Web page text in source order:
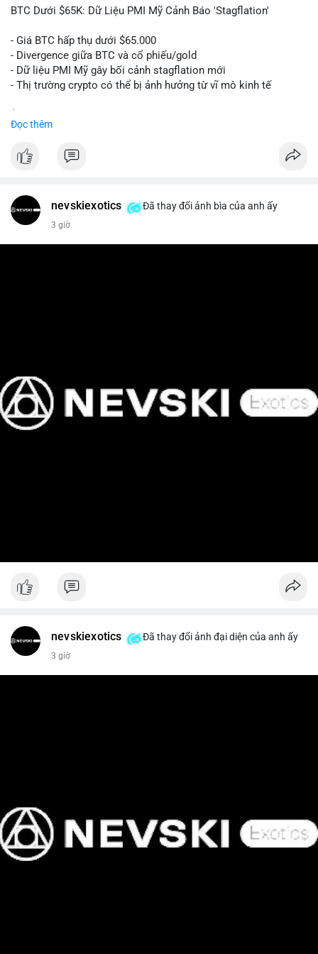
📰 Nguồn: Cointelegraph
BTC Dưới $65K: Dữ Liệu PMI Mỹ Cảnh Báo 'Stagflation'
- Giá BTC hấp thụ dưới $65.000
- Divergence giữa BTC và cổ phiếu/gold
- Dữ liệu PMI Mỹ gây bối cảnh stagflation mới
- Thị trường crypto có thể bị ảnh hưởng từ vĩ mô kinh tế
Đọc thêm
nevskiexotics Đã thay đổi ảnh bìa của anh ấy
3 giờ
nevskiexotics Đã thay đổi ảnh đại diện của anh ấy
3 giờ